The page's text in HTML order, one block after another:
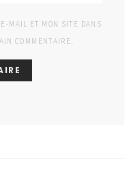
MAIL ET MON SITE DANS
COMMENTAIRE.